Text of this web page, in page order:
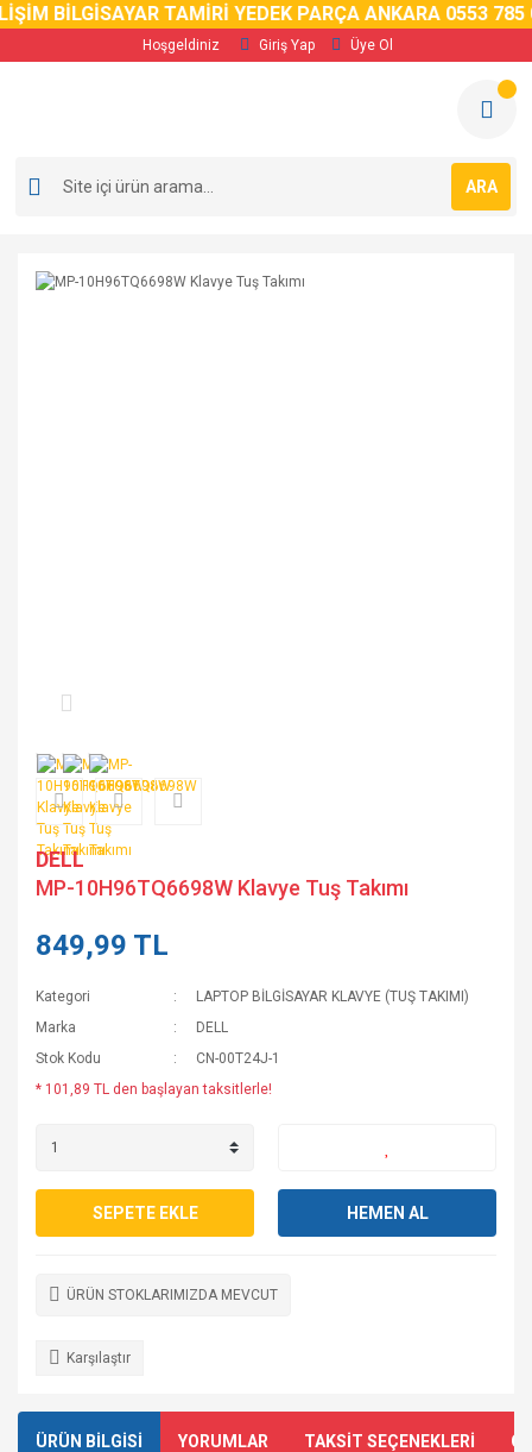
BİLGİSAYAR TAMİRİ YEDEK PARÇA ANKARA 0553 785 02
Hoşgeldiniz Giriş Yap Üye Ol
ARA
DELL
MP-10H96TQ6698W Klavye Tuş Takımı
849,99 TL
Kategori
LAPTOP BİLGİSAYAR KLAVYE (TUŞ TAKIMI)
Marka
DELL
Stok Kodu
CN-00T24J-1
* 101,89 TL den başlayan taksitlerle!
SEPETE EKLE HEMEN AL
ÜRÜN STOKLARIMIZDA MEVCUT
Karşılaştır
ÜRÜN BİLGİSİ YORUMLAR TAKSİT SEÇENEKLERİ